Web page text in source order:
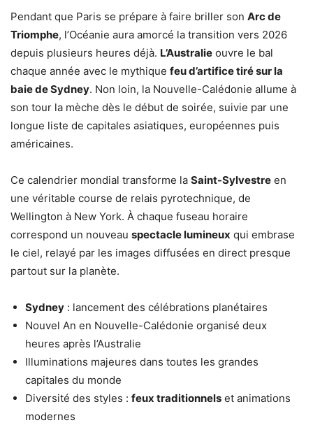
Pendant que Paris se prépare à faire briller son Arc de
Triomphe, l’Océanie aura amorcé la transition vers 2026
depuis plusieurs heures déjà. L’Australie ouvre le bal
chaque année avec le mythique feu d’artifice tiré sur la
baie de Sydney. Non loin, la Nouvelle-Calédonie allume à
son tour la mèche dès le début de soirée, suivie par une
longue liste de capitales asiatiques, européennes puis
américaines.
Ce calendrier mondial transforme la Saint-Sylvestre en
une véritable course de relais pyrotechnique, de
Wellington à New York. À chaque fuseau horaire
correspond un nouveau spectacle lumineux qui embrase
le ciel, relayé par les images diffusées en direct presque
partout sur la planète.
Sydney : lancement des célébrations planétaires
Nouvel An en Nouvelle-Calédonie organisé deux
heures après l’Australie
Illuminations majeures dans toutes les grandes
capitales du monde
Diversité des styles : feux traditionnels et animations
modernes